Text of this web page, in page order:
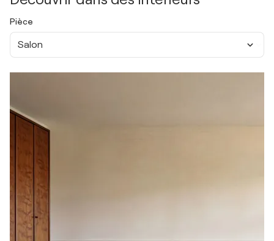
Pièce
Salon